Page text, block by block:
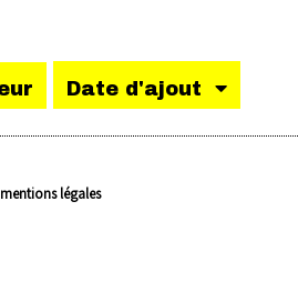
Date d'ajout
mentions légales